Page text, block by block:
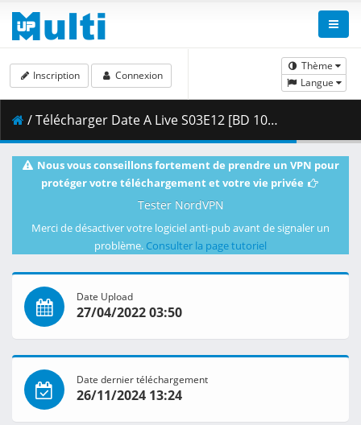
Thème
Langue
Inscription Connexion
/ Télécharger Date A Live S03E12 [BD 1080p HEVC 10bit FLAC] [Dual-Audio].mkv.003 ( 459.45 MB )
Nous vous conseillons fortement de prendre un VPN pour
protéger votre téléchargement et votre vie privée
Tester NordVPN
Merci de désactiver votre logiciel anti-pub avant de signaler un
problème. Consulter la page tutoriel
Date Upload
27/04/2022 03:50
Date dernier téléchargement
26/11/2024 13:24